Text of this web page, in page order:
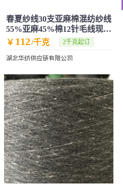
春夏纱线30支亚麻棉混纺纱线
55%亚麻45%棉12针毛线现货
供应
￥ 112/千克 2千克起订
湖北华纺供应链有限公司